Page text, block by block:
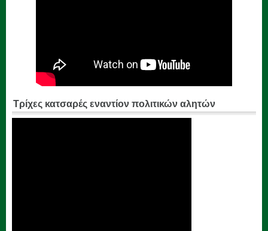
Τρίχες κατσαρές εναντίον πολιτικών αλητών